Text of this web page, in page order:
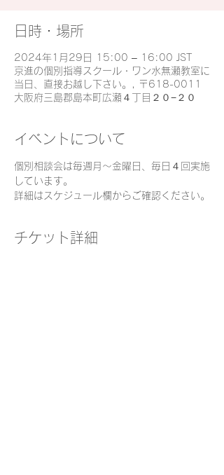
日時・場所
2024年1月29日 15:00 – 16:00 JST
京進の個別指導スクール・ワン水無瀬教室に
当日、直接お越し下さい。, 〒618-0011
大阪府三島郡島本町広瀬４丁目２０−２０
イベントについて
個別相談会は毎週月～金曜日、毎日４回実施
しています。
詳細はスケジュール欄からご確認ください。
チケット詳細